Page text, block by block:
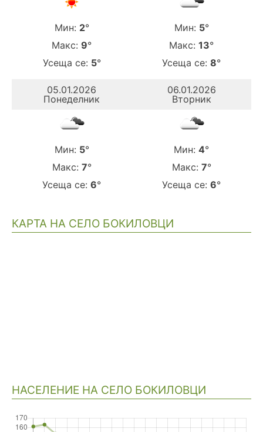
Мин: 2°
Макс: 9°
Усеща се: 5°
Мин: 5°
Макс: 13°
Усеща се: 8°
05.01.2026
Понеделник
Мин: 5°
Макс: 7°
Усеща се: 6°
06.01.2026
Вторник
Мин: 4°
Макс: 7°
Усеща се: 6°
КАРТА НА СЕЛО БОКИЛОВЦИ
НАСЕЛЕНИЕ НА СЕЛО БОКИЛОВЦИ